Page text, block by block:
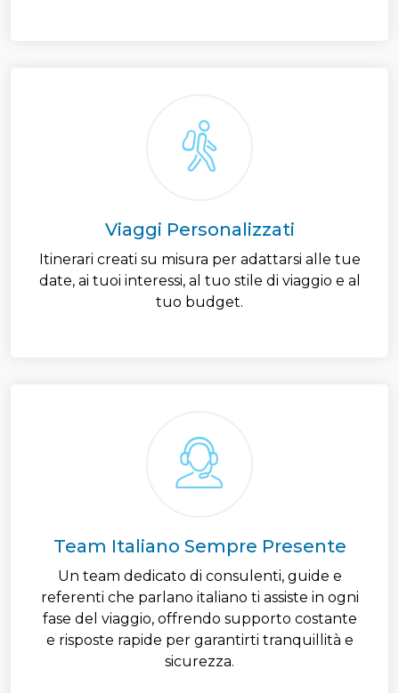
Viaggi Personalizzati
Itinerari creati su misura per adattarsi alle tue
date, ai tuoi interessi, al tuo stile di viaggio e al
tuo budget.
Team Italiano Sempre Presente
Un team dedicato di consulenti, guide e
referenti che parlano italiano ti assiste in ogni
fase del viaggio, offrendo supporto costante
e risposte rapide per garantirti tranquillità e
sicurezza.